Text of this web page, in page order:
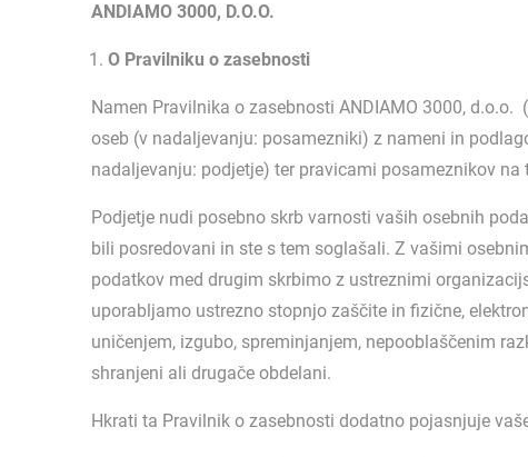
ANDIAMO 3000, D.O.O.
O Pravilniku o zasebnosti
Namen Pravilnika o zasebnosti ANDIAMO 3000,
oseb (v nadaljevanju: posamezniki) z nameni in
nadaljevanju: podjetje) ter pravicami posameznikov na
Podjetje nudi posebno skrb varnosti vaših osebnih
bili posredovani in ste s tem soglašali. Z vašimi
podatkov med drugim skrbimo z ustreznimi
uporabljamo ustrezno stopnjo zaščite in fizične,
uničenjem, izgubo, spreminjanjem, nepooblaščenim
shranjeni ali drugače obdelani.
Hkrati ta Pravilnik o zasebnosti dodatno pojasnjuje